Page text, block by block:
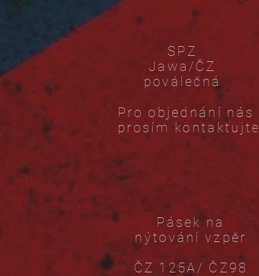
SPZ
Jawa/ČZ
poválečná
Pro objednání nás
prosím kontaktujte
Pásek na
nýtování vzpěr
ČZ 125A/ ČZ98